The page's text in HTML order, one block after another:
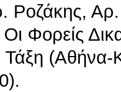
Ροζάκης,
Οι Φορείς
(Αθήνα-